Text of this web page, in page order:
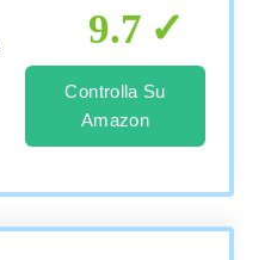
9.7
Controlla Su
Amazon